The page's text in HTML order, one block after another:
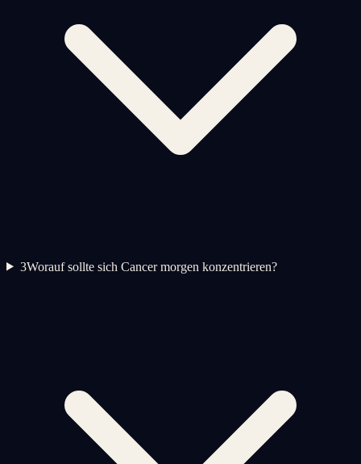
3Worauf sollte sich Cancer morgen konzentrieren?